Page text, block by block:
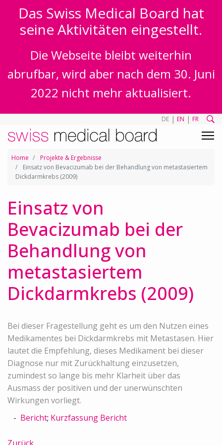
Das Swiss Medical Board hat
seine Aktivitäten eingestellt.
Die Webseite bleibt weiterhin
abrufbar, wird aber nach dem 30. Juni
2022 nicht mehr aktualisiert.
DE | EN | FR
Home
Projekte & Ergebnisse
Einsatz von Bevacizumab bei der Behandlung von metastasiertem
Dickdarmkrebs (2009)
Einsatz von
Bevacizumab bei der
Behandlung von
metastasiertem
Dickdarmkrebs (2009)
Bei dieser Fragestellung geht es um den Nutzen eines
Medikamentes bei Dickdarmkrebs mit Metastasen. Hier
lautet die Empfehlung, dieses Medikament bei dieser
Diagnose nur mit Zurückhaltung einzusetzen,
zumindest so lange bis mehr Klarheit über das
Ausmass der positiven und der unerwünschten
Wirkungen vorliegt.
Bericht; Kurzfassung Bericht